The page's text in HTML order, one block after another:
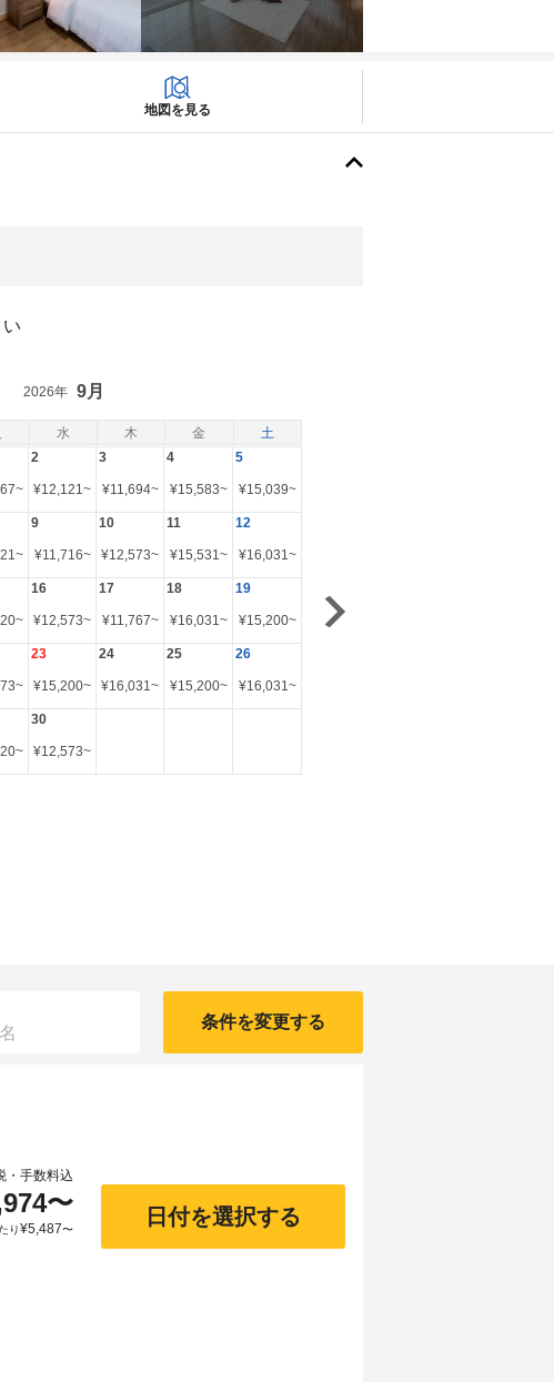
地図を見る
水 木 金 土
2026年 9月
~
2
¥12,121~
3
¥11,694~
4
¥15,583~
5
¥15,039~
~
9
¥11,716~
10
¥12,573~
11
¥15,531~
12
¥16,031~
~
16
¥12,573~
17
¥11,767~
18
¥16,031~
19
¥15,200~
~
23
¥15,200~
24
¥16,031~
25
¥15,200~
26
¥16,031~
~
30
¥12,573~
条件を変更する
・手数料込
〜
り¥5,487〜
日付を選択する